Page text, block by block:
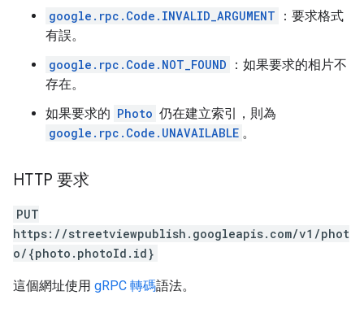
google.rpc.Code.INVALID_ARGUMENT
：要求格式
有誤。
google.rpc.Code.NOT_FOUND
：如果要求的相片不
存在。
如果要求的 Photo 仍在建立索引，則為
google.rpc.Code.UNAVAILABLE 。
HTTP 要求
PUT
https://streetviewpublish.googleapis.com/v1/phot
o/{photo.photoId.id}
這個網址使用 gRPC 轉碼語法。